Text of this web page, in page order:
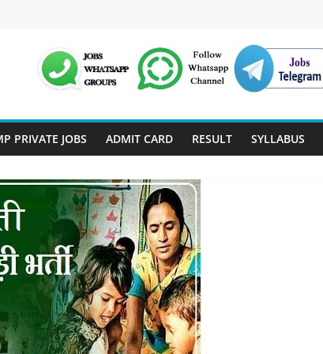
PRIVATE JOBS ADMIT CARD RESULT SYLLABUS